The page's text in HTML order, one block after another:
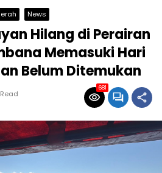
News
Hilang di Perairan
Memasuki Hari
Belum Ditemukan
681